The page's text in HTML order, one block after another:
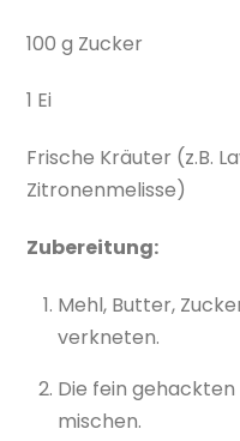
100 g Zucker
1 Ei
Frische Kräuter (z.B.
Zitronenmelisse)
Zubereitung:
Mehl, Butter,
verkneten.
Die fein
mischen.